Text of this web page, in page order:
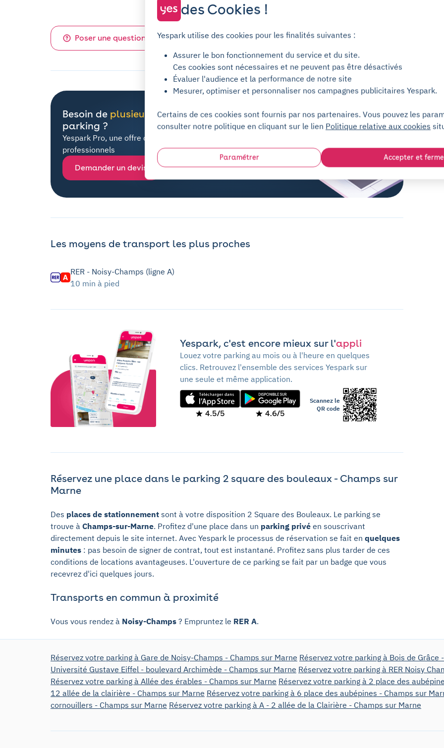
Poser une question sur ce parking Centre d'aide
Besoin de plusieurs places de
parking ?
Yespark Pro, une offre dédiée à tous les
professionnels
Demander un devis
Les moyens de transport les plus proches
RER - Noisy-Champs (ligne A)
10 min à pied
Yespark, c'est encore mieux sur l'appli
Louez votre parking au mois ou à l'heure en quelques
clics. Retrouvez l'ensemble des services Yespark sur
une seule et même application.
4.5/5 4.6/5
Scannez le
QR code
Réservez une place dans le parking 2 square des bouleaux - Champs sur
Marne
Des places de stationnement sont à votre disposition 2 Square des Bouleaux. Le parking se
trouve à Champs-sur-Marne. Profitez d'une place dans un parking privé en souscrivant
directement depuis le site internet. Avec Yespark le processus de réservation se fait en quelques
minutes : pas besoin de signer de contrat, tout est instantané. Profitez sans plus tarder de ces
conditions de locations avantageuses. L'ouverture de ce parking se fait par un badge que vous
recevrez d'ici quelques jours.
Transports en commun à proximité
Vous vous rendez à Noisy-Champs ? Empruntez le RER A.
Réservez votre parking à Gare de Noisy-Champs - Champs sur Marne Réservez votre parking à Bois de Grâce
Université Gustave Eiffel - boulevard Archimède - Champs sur Marne Réservez votre parking à RER Noisy
Réservez votre parking à Allée des érables - Champs sur Marne Réservez votre parking à 2 place des
12 allée de la clairière - Champs sur Marne Réservez votre parking à 6 place des aubépines - Champs sur
cornouillers - Champs sur Marne Réservez votre parking à A - 2 allée de la Clairière - Champs sur Marne
des Cookies !
Yespark utilise des cookies pour les finalités suivantes :
Assurer le bon fonctionnement du service et du site.
Ces cookies sont nécessaires et ne peuvent pas être désactivés
Évaluer l'audience et la performance de notre site
Mesurer, optimiser et personnaliser nos campagnes publicitaires Yespark.
Certains de ces cookies sont fournis par nos partenaires. Vous pouvez les
consulter notre politique en cliquant sur le lien Politique relative aux cookies
Paramétrer Accepter et